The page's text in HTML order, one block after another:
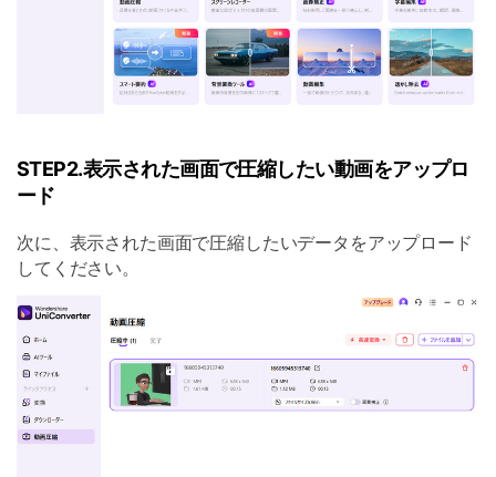
STEP2.表示された画面で圧縮したい動画をアップロ
ード
次に、表示された画面で圧縮したいデータをアップロード
してください。